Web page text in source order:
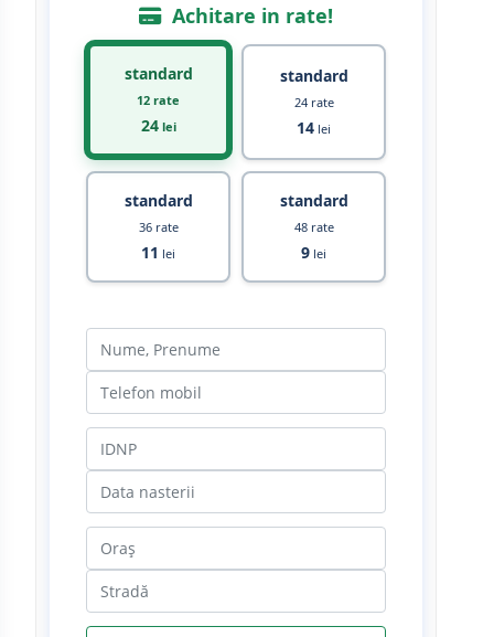
Achitare in rate!
standard
12 rate
24lei
standard
24 rate
14 lei
standard
36 rate
11 lei
standard
48 rate
9 lei